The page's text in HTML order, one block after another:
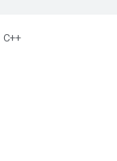
C++